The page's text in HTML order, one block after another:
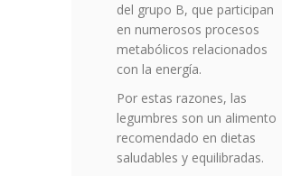
del grupo B, que participan
en numerosos procesos
metabólicos relacionados
con la energía.
Por estas razones, las
legumbres son un alimento
recomendado en dietas
saludables y equilibradas.